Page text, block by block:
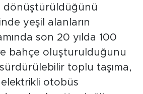
bir modeli olan "Beyaz
dönüştürüldüğünü
yeşil alanların
son 20 yılda 100
bahçe oluşturulduğunu
toplu taşıma,